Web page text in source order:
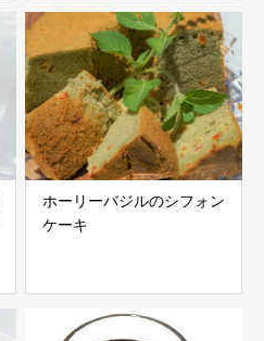
ホーリーバジルのシフォン
ケーキ